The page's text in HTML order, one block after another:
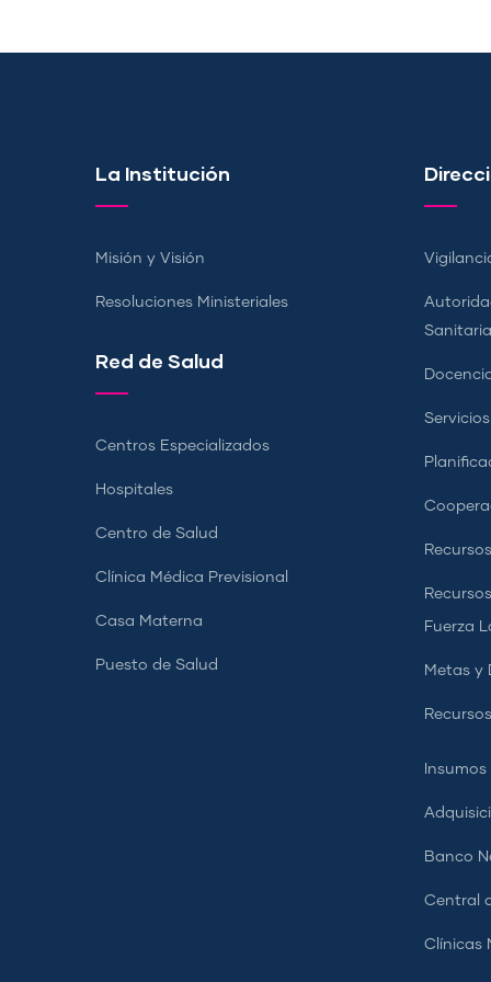
La Institución
Misión y Visión
Resoluciones Ministeriales
Red de Salud
Centros Especializados
Hospitales
Centro de Salud
Clínica Médica Previsional
Casa Materna
Puesto de Salud
Sanitaria
Fuerza
Metas y
Banco
Central
Clínicas